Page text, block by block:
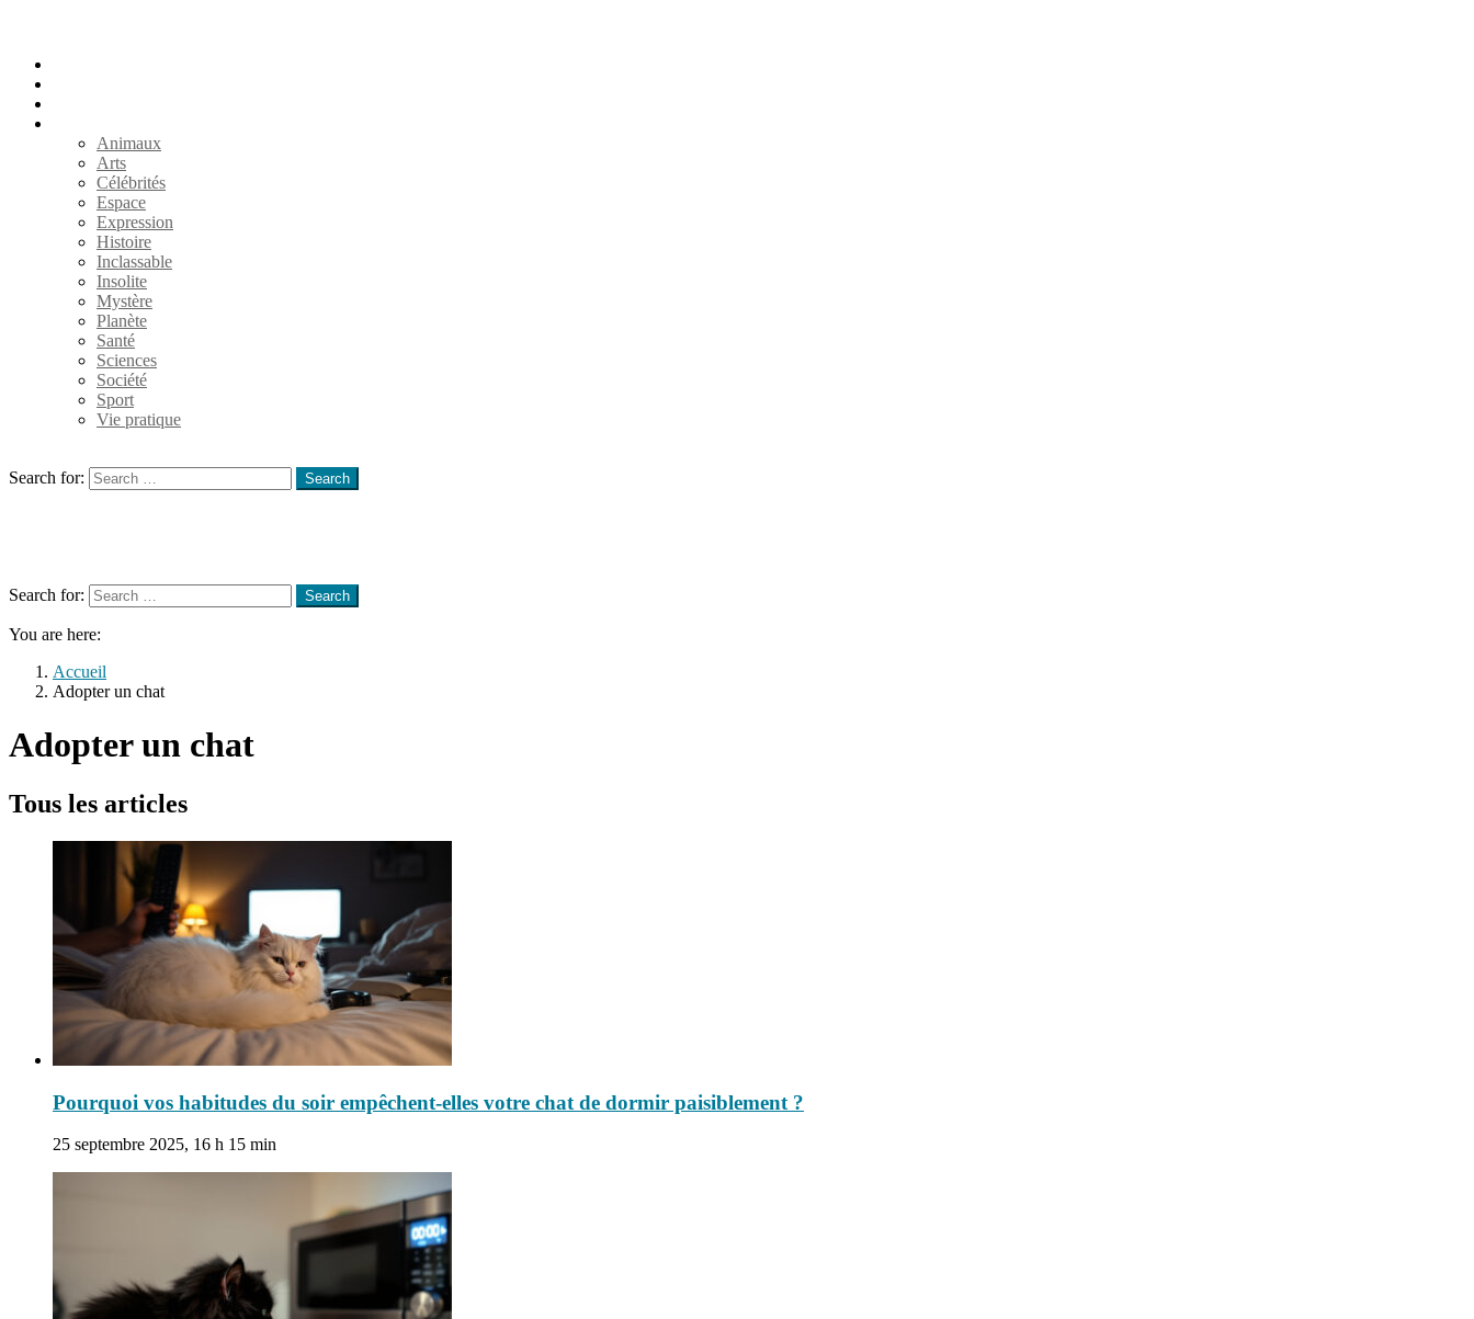
Animaux
Arts
Célébrités
Espace
Expression
Histoire
Inclassable
Insolite
Mystère
Planète
Santé
Sciences
Société
Sport
Vie pratique
Search for:
Search
Search for:
Search
You are here:
Accueil
Adopter un chat
Adopter un chat
Tous les articles
Pourquoi vos habitudes du soir empêchent-elles votre chat de dormir paisiblement ?
25 septembre 2025, 16 h 15 min